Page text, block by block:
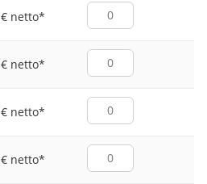
netto*
netto*
netto*
netto*